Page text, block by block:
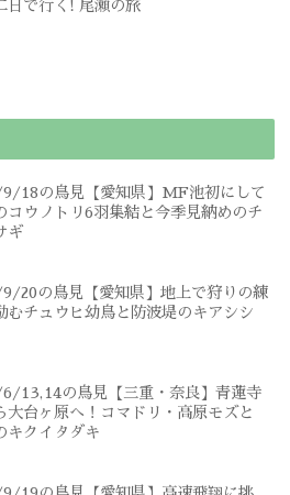
日で行く! 尾瀬の旅
18の鳥見【愛知県】MF池初にして
コウノトリ6羽集結と今季見納めのチ
ギ
20の鳥見【愛知県】地上で狩りの練
むチュウヒ幼鳥と防波堤のキアシシ
13,14の鳥見【三重・奈良】青蓮寺
大台ヶ原へ！コマドリ・高原モズと
キクイタダキ